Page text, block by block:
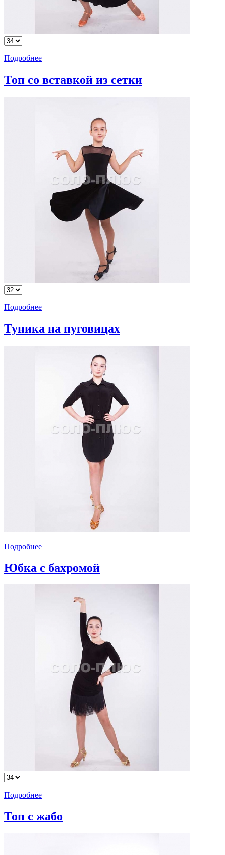
Подробнее
Топ со вставкой из сетки
Подробнее
Туника на пуговицах
Подробнее
Юбка с бахромой
Подробнее
Топ с жабо